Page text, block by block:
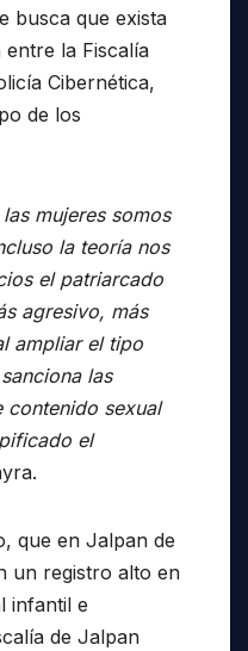
busca que exista
la Fiscalía
Cibernética,
de los
mujeres somos
la teoría nos
el patriarcado
agresivo, más
ampliar el tipo
las
contenido sexual
el
que en Jalpan de
un registro alto en
infantil e
de Jalpan